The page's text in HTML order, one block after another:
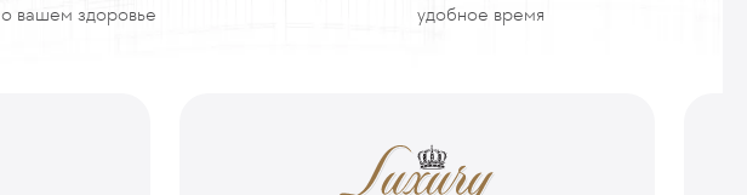
о вашем здоровье
удобное время